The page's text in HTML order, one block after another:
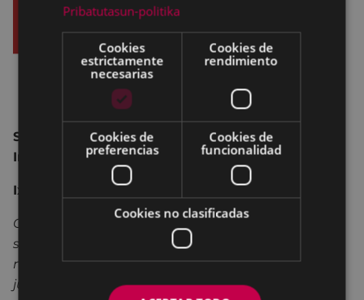
Sesión para celebrar el Día de los Derechos de la
Infancia
Ixabel Agirresarobe
Cuando nuestros niños y niñas juegan nos
sentimos bien, pero por el mundo hay niños y
niñas que viven miles de situaciones extremas. Ni
juegos, ni educación, ni amor...
Pribatutasun-politika
Cookies
estrictamente
necesarias
Cookies de
rendimiento
Cookies de
preferencias
Cookies de
funcionalidad
Cookies no clasificadas